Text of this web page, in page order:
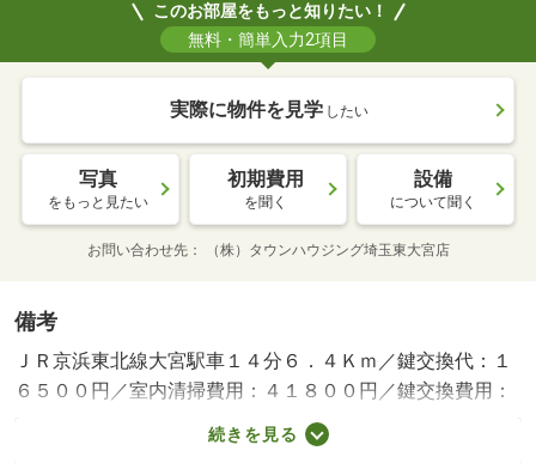
このお部屋をもっと知りたい！
無料・簡単入力2項目
実際に物件を見学 したい
写真
をもっと見たい
初期費用
を聞く
設備
について聞く
お問い合わせ先 （株）タウンハウジング埼玉東大宮店
備考
ＪＲ京浜東北線大宮駅車１４分６．４Ｋｍ／鍵交換代：１
６５００円／室内清掃費用：４１８００円／鍵交換費用：
１０２６０円／更新料金額（円）：１６５００円、環境維
持費：５５０円／月／保証会社利用必：保証人代行会社
続きを見る